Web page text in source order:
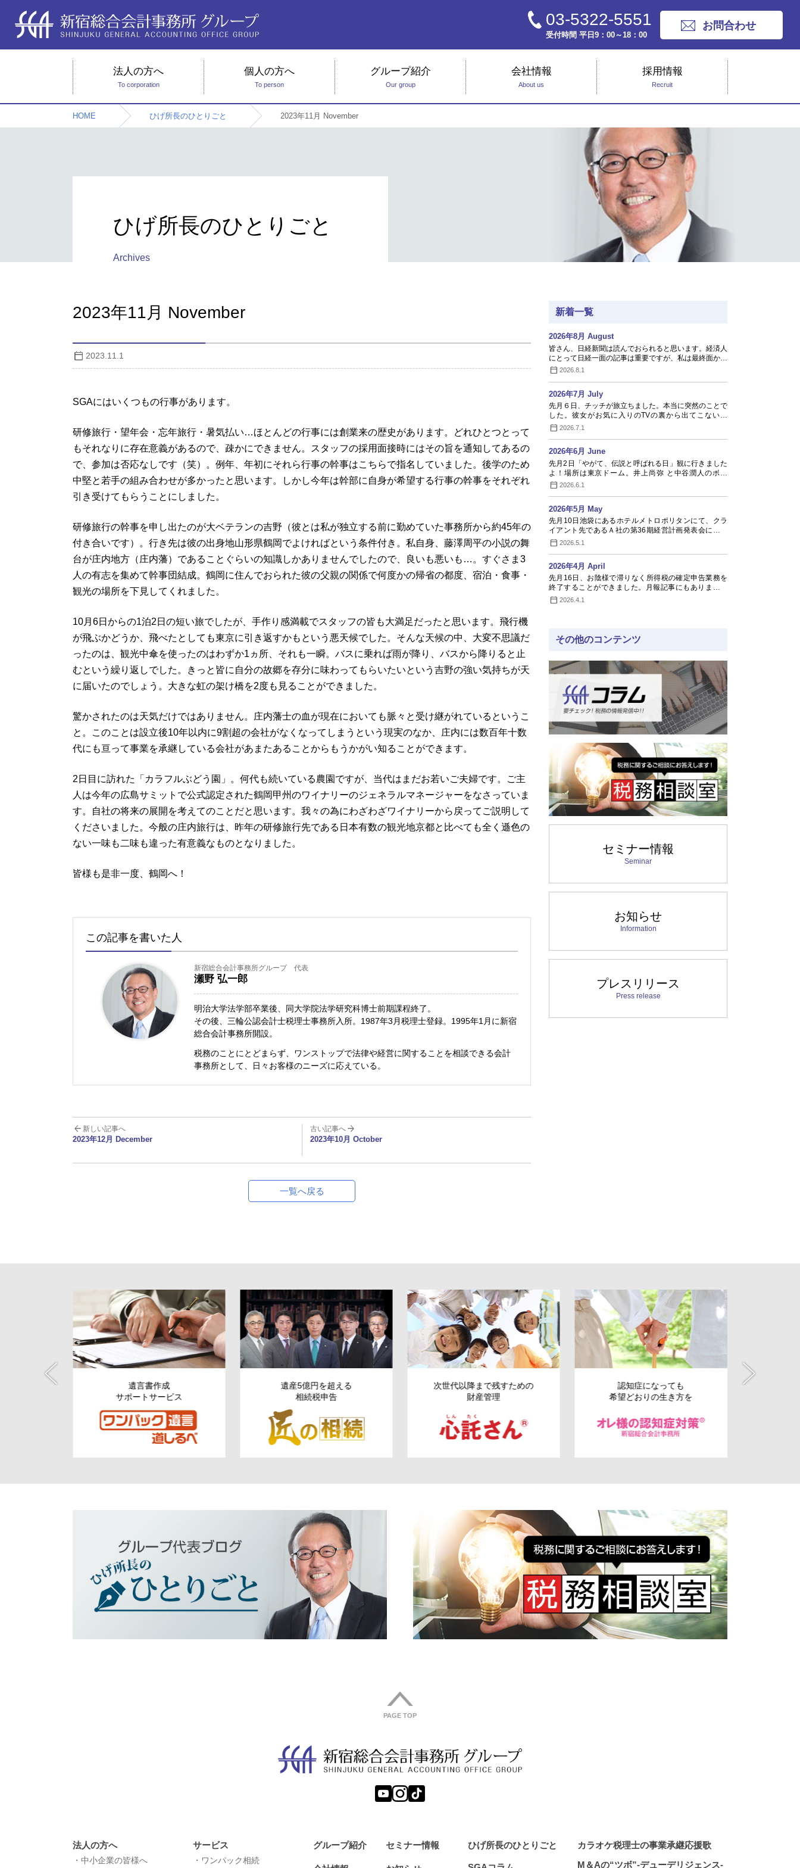
03-5322-5551
受付時間 平日9：00～18：00
お問合わせ
法人の方へ
To corporation
個人の方へ
To person
グループ紹介
Our group
会社情報
About us
採用情報
Recruit
HOME ひげ所長のひとりごと 2023年11月 November
ひげ所長のひとりごと
Archives
2023年11月 November
2023.11.1
SGAにはいくつもの行事があります。
研修旅行・望年会・忘年旅行・暑気払い…ほとんどの行事には創業来の歴史があります。どれひとつとって
もそれなりに存在意義があるので、疎かにできません。スタッフの採用面接時にはその旨を通知してあるの
で、参加は否応なしです（笑）。例年、年初にそれら行事の幹事はこちらで指名していました。後学のため
中堅と若手の組み合わせが多かったと思います。しかし今年は幹部に自身が希望する行事の幹事をそれぞれ
引き受けてもらうことにしました。
研修旅行の幹事を申し出たのが大ベテランの吉野（彼とは私が独立する前に勤めていた事務所から約45年の
付き合いです）。行き先は彼の出身地山形県鶴岡でよければという条件付き。私自身、藤澤周平の小説の舞
台が庄内地方（庄内藩）であることぐらいの知識しかありませんでしたので、良いも悪いも…。すぐさま3
人の有志を集めて幹事団結成。鶴岡に住んでおられた彼の父親の関係で何度かの帰省の都度、宿泊・食事・
観光の場所を下見してくれました。
10月6日からの1泊2日の短い旅でしたが、手作り感満載でスタッフの皆も大満足だったと思います。飛行機
が飛ぶかどうか、飛べたとしても東京に引き返すかもという悪天候でした。そんな天候の中、大変不思議だ
ったのは、観光中傘を使ったのはわずか1ヵ所、それも一瞬。バスに乗れば雨が降り、バスから降りると止
むという繰り返しでした。きっと皆に自分の故郷を存分に味わってもらいたいという吉野の強い気持ちが天
に届いたのでしょう。大きな虹の架け橋を2度も見ることができました。
驚かされたのは天気だけではありません。庄内藩士の血が現在においても脈々と受け継がれているというこ
と。このことは設立後10年以内に9割超の会社がなくなってしまうという現実のなか、庄内には数百年十数
代にも亘って事業を承継している会社があまたあることからもうかがい知ることができます。
2日目に訪れた「カラフルぶどう園」。何代も続いている農園ですが、当代はまだお若いご夫婦です。ご主
人は今年の広島サミットで公式認定された鶴岡甲州のワイナリーのジェネラルマネージャーをなさっていま
す。自社の将来の展開を考えてのことだと思います。我々の為にわざわざワイナリーから戻ってご説明して
くださいました。今般の庄内旅行は、昨年の研修旅行先である日本有数の観光地京都と比べても全く遜色の
ない一味も二味も違った有意義なものとなりました。
皆様も是非一度、鶴岡へ！
この記事を書いた人
新宿総合会計事務所グループ 代表
瀬野 弘一郎
明治大学法学部卒業後、同大学院法学研究科博士前期課程終了。
その後、三輪公認会計士税理士事務所入所。1987年3月税理士登録。1995年1月に新宿
総合会計事務所開設。
税務のことにとどまらず、ワンストップで法律や経営に関することを相談できる会計
事務所として、日々お客様のニーズに応えている。
新しい記事へ
2023年12月 December
古い記事へ
2023年10月 October
一覧へ戻る
新着一覧
2026年8月 August
皆さん、日経新聞は読んでおられると思います。経済人
にとって日経一面の記事は重要ですが、私は最終面か…
2026.8.1
2026年7月 July
先月６日、チッチが旅立ちました。本当に突然のことで
した。彼女がお気に入りのTVの裏から出てこないの
で…2026.7.1
2026年6月 June
先月2日「やがて、伝説と呼ばれる日」観に行きました
よ！場所は東京ドーム。井上尚弥 と中谷潤人のボク
シ…2026.6.1
2026年5月 May
先月10日池袋にあるホテルメトロポリタンにて、クラ
イアント先であるＡ社の第36期経営計画発表会に出席
い…2026.5.1
2026年4月 April
先月16日、お陰様で滞りなく所得税の確定申告業務を
終了することができました。月報記事にもありますよ
う…2026.4.1
その他のコンテンツ
セミナー情報
Seminar
お知らせ
Information
プレスリリース
Press release
遺言書作成
サポートサービス
遺産5億円を超える
相続税申告
次世代以降まで残すための
財産管理
認知症になっても
希望どおりの生き方を
PAGE TOP
法人の方へ
中小企業の皆様へ
サービス
ワンパック相続
グループ紹介 セミナー情報 ひげ所長のひとりごと カラオケ税理士の事業承継応援歌
M＆Aの“ツボ”-デューデリジェンス-